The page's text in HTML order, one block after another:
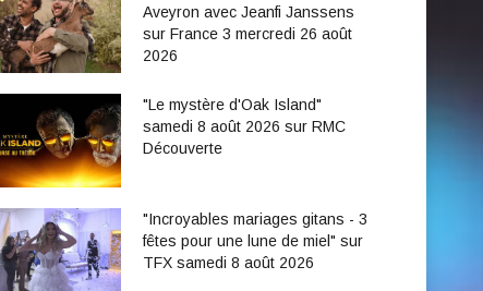
Aveyron avec Jeanfi Janssens
sur France 3 mercredi 26 août
2026
"Le mystère d'Oak Island"
samedi 8 août 2026 sur RMC
Découverte
"Incroyables mariages gitans - 3
fêtes pour une lune de miel" sur
TFX samedi 8 août 2026